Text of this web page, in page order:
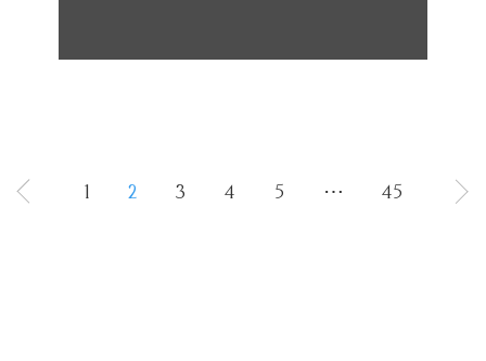
1 2 3 4 5 ⋯ 45